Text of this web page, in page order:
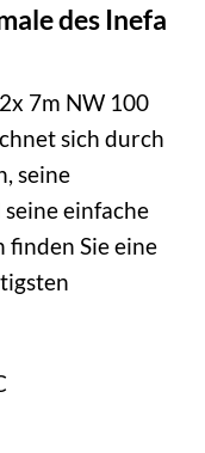
des Inefa
7m NW 100
sich durch
seine
einfache
finden Sie eine